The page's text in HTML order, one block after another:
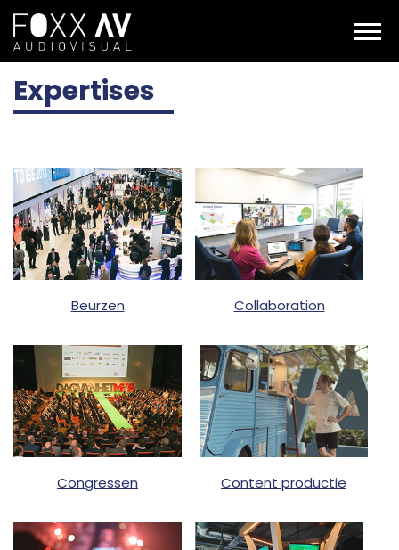
NL Expertises
Expertises
Beurzen Collaboration
Congressen Content productie